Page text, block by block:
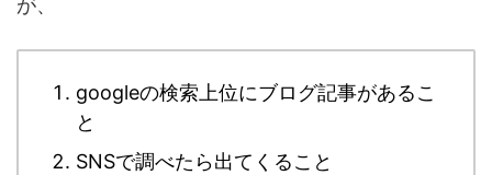
が、
googleの検索上位にブログ記事があるこ
と
SNSで調べたら出てくること